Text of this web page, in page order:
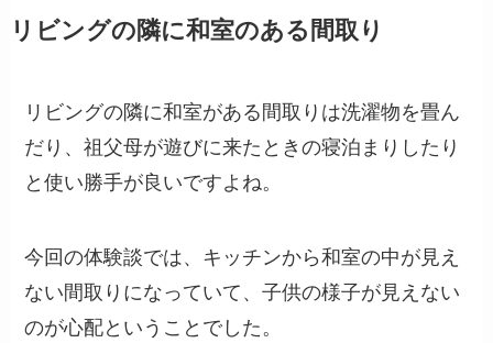
リビングの隣に和室のある間取り
リビングの隣に和室がある間取りは洗濯物を畳ん
だり、祖父母が遊びに来たときの寝泊まりしたり
と使い勝手が良いですよね。
今回の体験談では、キッチンから和室の中が見え
ない間取りになっていて、子供の様子が見えない
のが心配ということでした。